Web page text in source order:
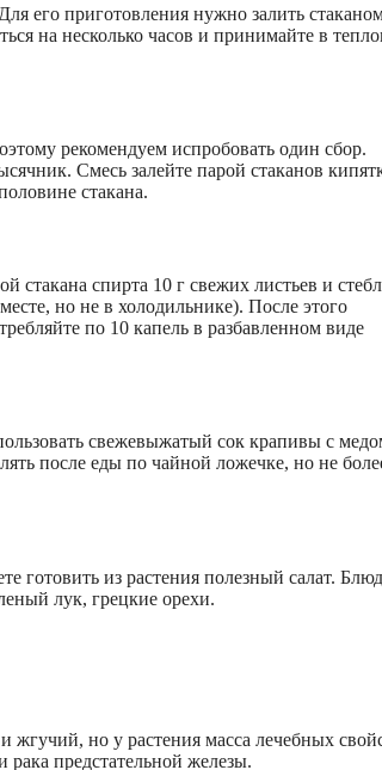
его приготовления нужно залить
на несколько часов и принимайте в
рекомендуем испробовать один сбор.
Смесь залейте парой стаканов
стакана.
стакана спирта 10 г свежих листьев и
но не в холодильнике). После этого
по 10 капель в разбавленном виде
свежевыжатый сок крапивы с
после еды по чайной ложечке, но не
готовить из растения полезный салат.
лук, грецкие орехи.
жгучий, но у растения масса лечебных
предстательной железы.